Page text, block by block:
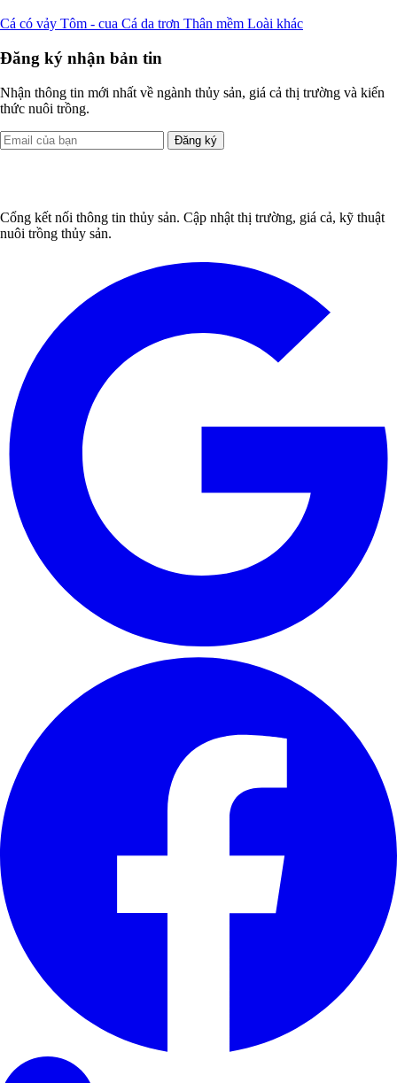
Cá có vảy Tôm - cua Cá da trơn Thân mềm Loài khác
Đăng ký nhận bản tin
Nhận thông tin mới nhất về ngành thủy sản, giá cả thị trường và kiến
thức nuôi trồng.
Đăng ký
Cổng kết nối thông tin thủy sản. Cập nhật thị trường, giá cả, kỹ thuật
nuôi trồng thủy sản.